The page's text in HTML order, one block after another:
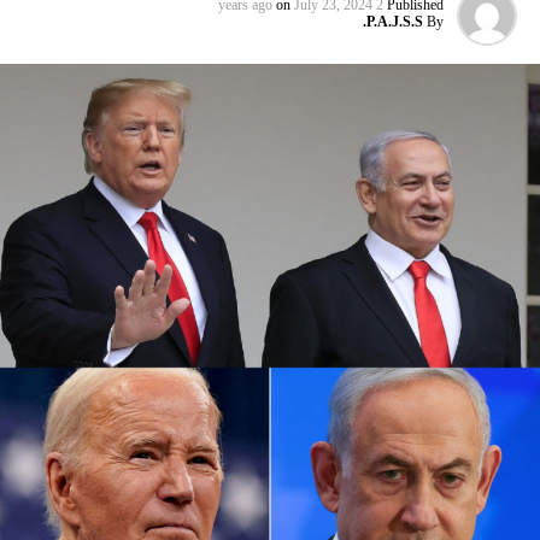
وتوقفت شركات الطيران الثلاث عن الطيران إلى إسرائيل بعد
وقت قصير من هجوم حماس في السابع من تشرين الأول الذي
كما أوقفت عدة شركات طيران دولية أخرى رحلاتها من وإلى
إسرائيل ولبنان والأردن والعراق وإيران، على خلفية تصاعد التوتر
في المنطقة، بعد مقتل رئيس المكتب السياسي لحماس في
طهران، ومقتل مسؤول عسكري بارز في الحزب بغارة إسرائيلية
على بيروت أواخر تموز الماضي.
وأعلنت شركة لوفتهانزا الألمانية، الاثنين الماضي، أنها ستوقف
جميع رحلاتها إلى إسرائيل وعمان وبيروت وطهران وأربيل في
العراق حتى يوم الاثنين المقبل بناء على “تحليل أمني حالي”.
وفي نيسان الماضي أغلقت إسرائيل مجالها الجوي لمدة سبع
ساعات، بسبب الهجوم المكثف بالطائرات المسيرة والصواريخ
الذي شنته إيران على إسرائيل، ردا على غارة إسرائيلية على
سفارة طهران في دمشق قتل فيها 16 شخصًا منهم مسؤول
Published
2 years ago
on July 23, 2024
By
P.A.J.S.S.